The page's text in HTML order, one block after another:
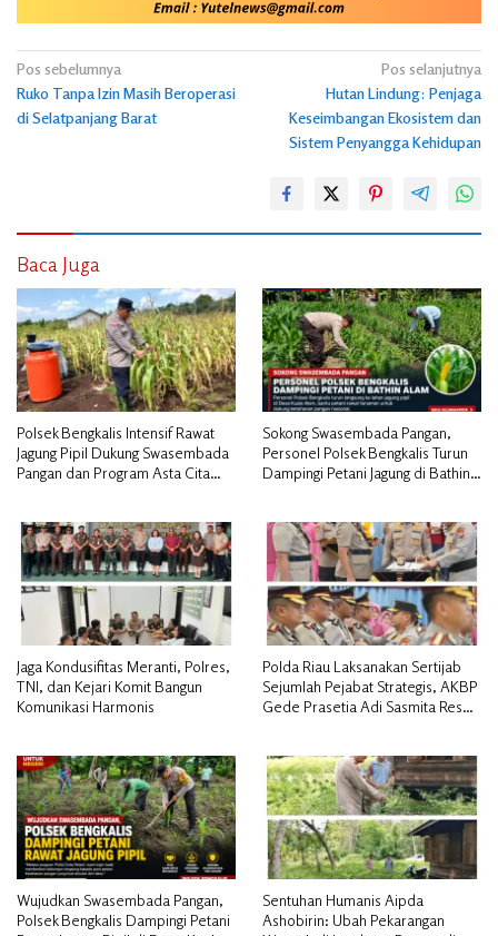
Navigasi
pos
Pos sebelumnya
Ruko Tanpa Izin Masih Beroperasi
di Selatpanjang Barat
Pos selanjutnya
Hutan Lindung: Penjaga
Keseimbangan Ekosistem dan
Sistem Penyangga Kehidupan
Baca Juga
Polsek Bengkalis Intensif Rawat
Jagung Pipil Dukung Swasembada
Pangan dan Program Asta Cita
Sokong Swasembada Pangan,
Personel Polsek Bengkalis Turun
Dampingi Petani Jagung di Bathin
Jaga Kondusifitas Meranti, Polres,
TNI, dan Kejari Komit Bangun
Komunikasi Harmonis
Polda Riau Laksanakan Sertijab
Sejumlah Pejabat Strategis, AKBP
Gede Prasetia Adi Sasmita Resmi
Wujudkan Swasembada Pangan,
Polsek Bengkalis Dampingi Petani
Sentuhan Humanis Aipda
Ashobirin: Ubah Pekarangan